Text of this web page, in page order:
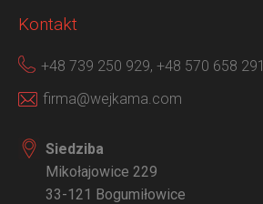
Kontakt
+48 739 250 929, +48 570 658 291
firma@wejkama.com
Siedziba
Mikołajowice 229
33-121 Bogumiłowice